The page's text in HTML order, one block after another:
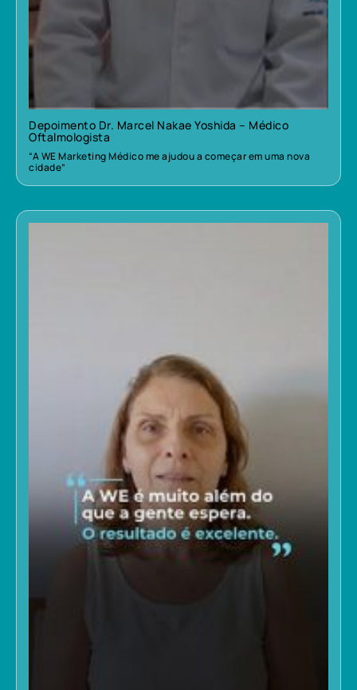
Depoimento Dr. Marcel Nakae Yoshida – Médico
Oftalmologista
“A WE Marketing Médico me ajudou a começar em uma nova
cidade”